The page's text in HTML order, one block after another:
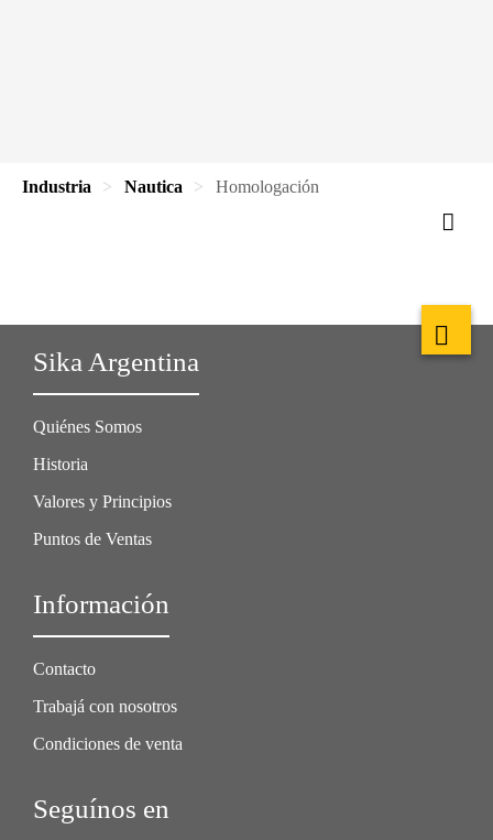
Industria Nautica Homologación
Sika Argentina
Quiénes Somos
Historia
Valores y Principios
Puntos de Ventas
Información
Contacto
Trabajá con nosotros
Condiciones de venta
Seguínos en